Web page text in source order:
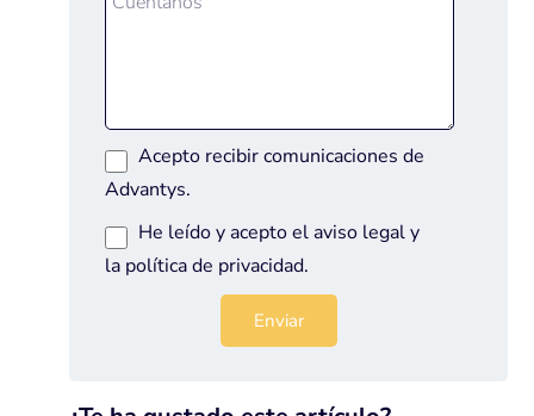
Acepto recibir comunicaciones de
Advantys.
He leído y acepto el aviso legaly
la política de privacidad.